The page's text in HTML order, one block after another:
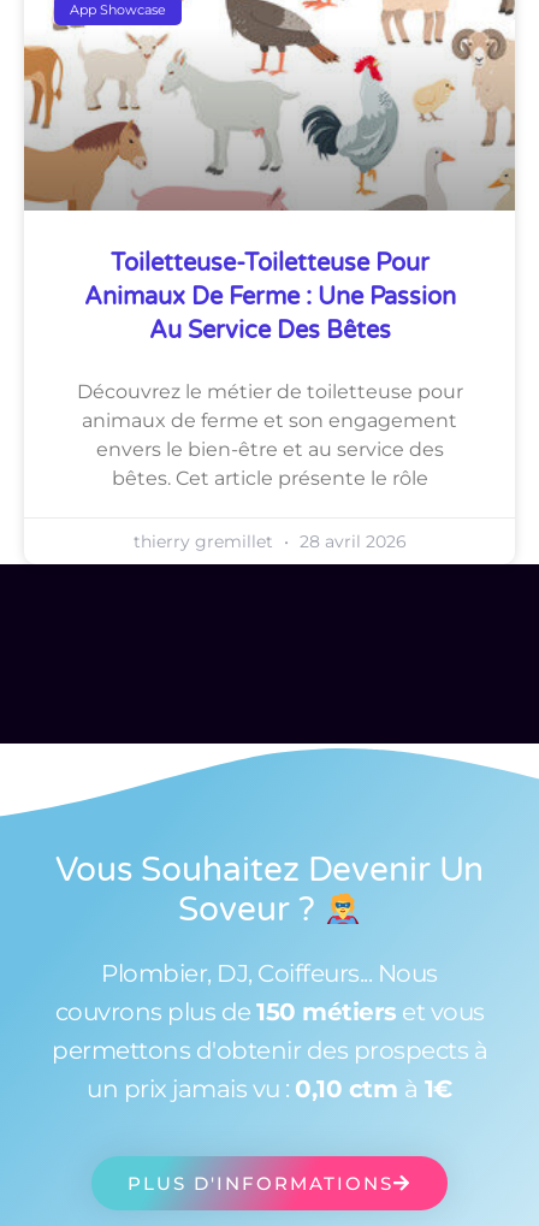
App Showcase
Toiletteuse-Toiletteuse Pour
Animaux De Ferme : Une Passion
Au Service Des Bêtes
Découvrez le métier de toiletteuse pour
animaux de ferme et son engagement
envers le bien-être et au service des
bêtes. Cet article présente le rôle
thierry gremillet 28 avril 2026
Vous Souhaitez Devenir Un
Soveur ?
Plombier, DJ, Coiffeurs... Nous
couvrons plus de 150 métiers et vous
permettons d'obtenir des prospects à
un prix jamais vu : 0,10 ctm à 1€
PLUS D'INFORMATIONS